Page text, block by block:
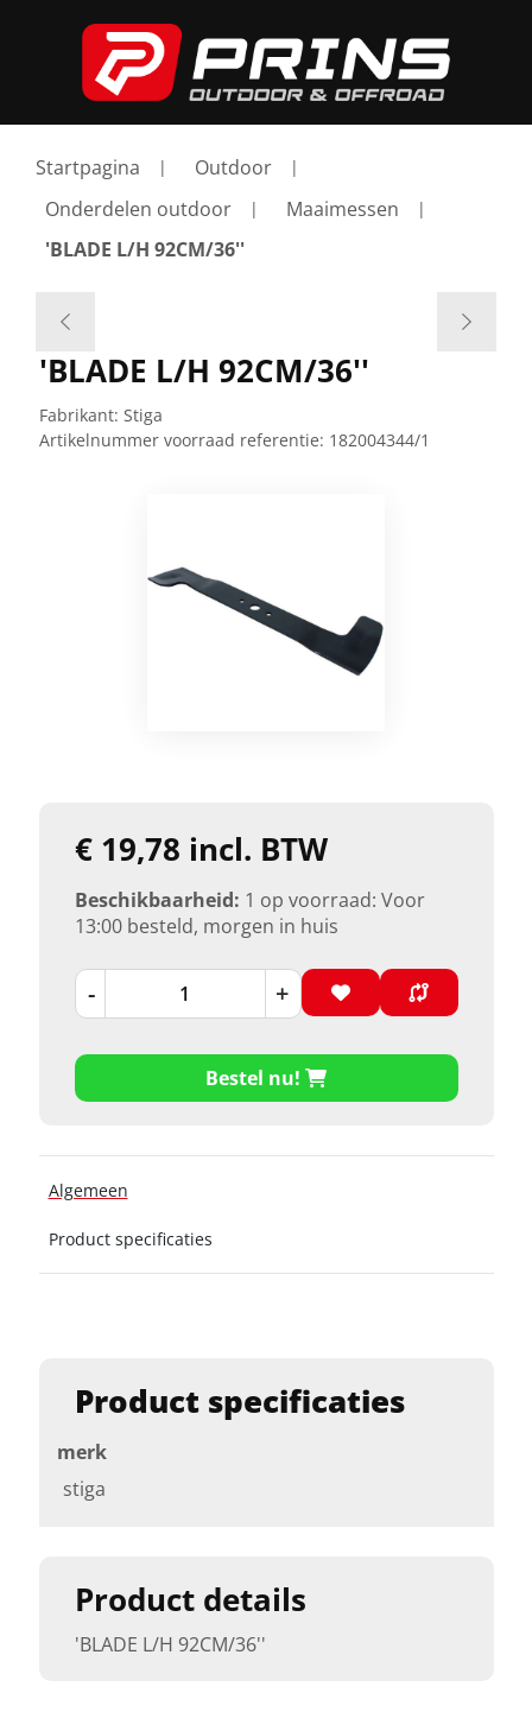
Startpagina
Outdoor
Onderdelen outdoor
Maaimessen
'BLADE L/H 92CM/36''
Product details
'BLADE L/H 92CM/36''
Product specificaties
merk
stiga
'BLADE L/H 92CM/36''
Fabrikant: Stiga
Artikelnummer voorraad referentie: 182004344/1
€ 19,78 incl. BTW
Beschikbaarheid: 1 op voorraad: Voor
13:00 besteld, morgen in huis
- +
Bestel nu!
Algemeen
Product specificaties